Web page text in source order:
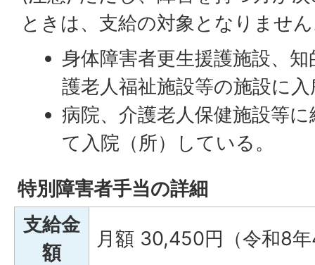
ときは、支給の対象となりませ
身体障害者更生援護施設、
護老人福祉施設等の施設に
病院、介護老人保健施設等
て入院（所）している。
特別障害者手当の詳細
支給金
額
月額 30,450円（令和8